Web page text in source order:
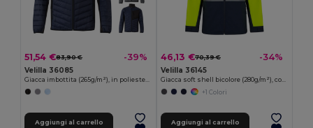
51,54 €83,90 € -39%
Velilla 36085
Aggiungi al carrello
46,13 €70,39 € -34%
Velilla 36145
+1 Colori
Aggiungi al carrello